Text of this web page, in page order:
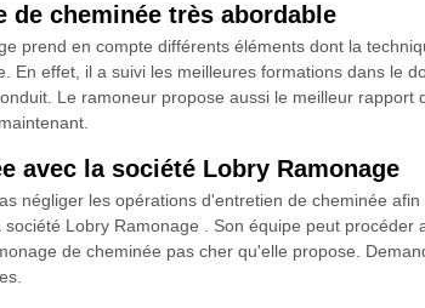
de cheminée très abordable
prend en compte différents éléments dont la
effet, il a suivi les meilleures formations dans le
Le ramoneur propose aussi le meilleur
avec la société Lobry Ramonage
négliger les opérations d'entretien de cheminée
Lobry Ramonage . Son équipe peut
de cheminée pas cher qu'elle propose.